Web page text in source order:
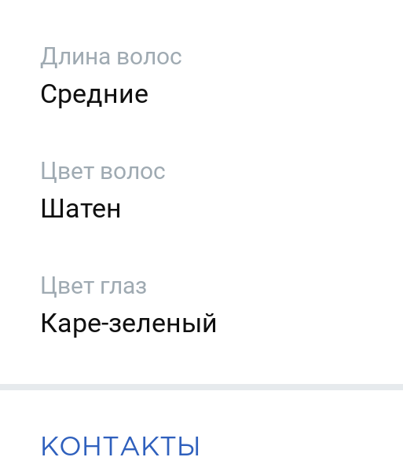
Длина волос
Средние
Цвет волос
Шатен
Цвет глаз
Каре-зеленый
КОНТАКТЫ